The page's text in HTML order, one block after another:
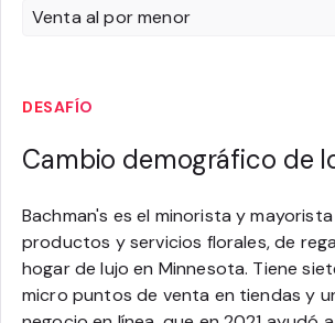
Venta al por menor
DESAFÍO
Cambio demográfico de
Bachman's es el minorista y
productos y servicios florales, de
hogar de lujo en Minnesota. Tiene
micro puntos de venta en tiendas y